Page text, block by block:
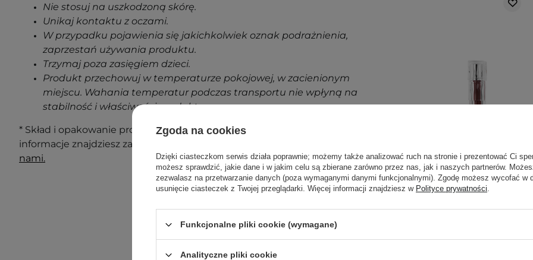
Nie stosuj na uszkodzoną skórę.
Unikaj kontaktu z oczami.
W przypadku pojawienia się jakichkolwiek oznak podrażnienia,
zaprzestań używania produktu.
Trzymaj poza zasięgiem dzieci.
Produkt przechowuj w temperaturze pokojowej, w zacienionym
miejscu. Wahania temperatur podczas transportu nie wpłyną na
stabilność i właściwości produktu.
* Skład i opakowanie produktu mogą ulec zmianie. Najbardziej aktualne
informacje znajdziesz zawsze na opakowaniu. Masz pytania?
nami.
PROMOCJA
TIRTIR - Waterism
Mond - 4g
Zgoda na cookies
Dzięki ciasteczkom serwis działa poprawnie; możemy także analizować ruch na stronie i prezentować Ci
możesz sprawdzić, jakie dane i w jakim celu są zbierane zarówno przez nas, jak i naszych partnerów.
zezwalasz na przetwarzanie danych (poza wymaganymi danymi funkcjonalnymi). Zgodę możesz wycofać w
usunięcie ciasteczek z Twojej przeglądarki. Więcej informacji znajdziesz w Polityce prywatności.
Funkcjonalne pliki cookie (wymagane)
Analityczne pliki cookie